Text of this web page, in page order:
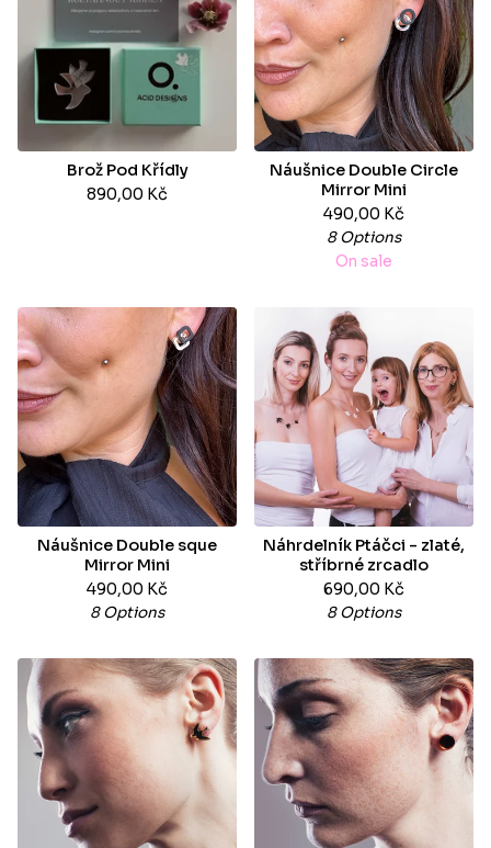
Brož Pod Křídly
890,00 Kč
Náušnice Double Circle
Mirror Mini
490,00 Kč
8 Options
On sale
Náušnice Double sque
Mirror Mini
490,00 Kč
8 Options
Náhrdelník Ptáčci - zlaté,
stříbrné zrcadlo
690,00 Kč
8 Options